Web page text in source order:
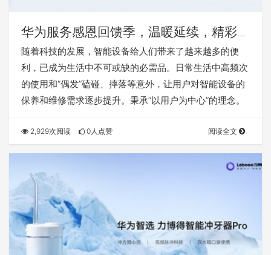
华为服务感恩回馈季，温暖延续，精彩依
旧！
随着科技的发展，智能设备给人们带来了越来越多的便
利，已成为生活中不可或缺的必需品。日常生活中高频次
的使用和“偶发”磕碰、摔落等意外，让用户对智能设备的
保养和维修需求逐步提升。秉承“以用户为中心”的理念。
2,929次阅读 0人点赞 阅读全文